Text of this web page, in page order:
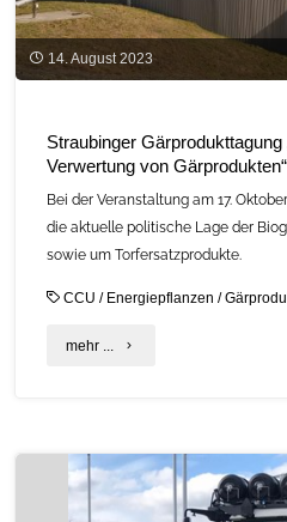
14. August 2023
Straubinger Gärprodukttagung
Verwertung von
Bei der Veranstaltung am 17.
die aktuelle politische Lage der
sowie um Torfersatzprodukte.
CCU / Energiepflanzen /
mehr ... "Straubinger
und
Verwertung